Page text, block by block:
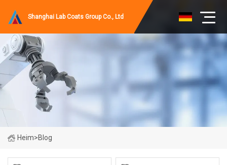
Shanghai Lab Coats Group Co., Ltd
Heim>Blog